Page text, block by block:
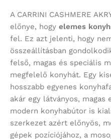
A CARRINI CASHMERE
előnye, hogy elemes
fel. Ez azt jelenti, hogy
összeállításban
felső, magas és speciális
megfelelő konyhát. Egy
hosszabb egyenes
akár egy látványos,
modern konyhabútor is
szerkezet azért előnyös,
gépek pozíciójához, a